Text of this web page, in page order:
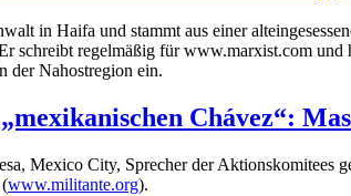
in Haifa und stammt aus einer
schreibt regelmäßig für www.marxist.com und
der Nahostregion ein.
Chávez“:
Mexico City, Sprecher der Aktionskomitees
www.militante.org).